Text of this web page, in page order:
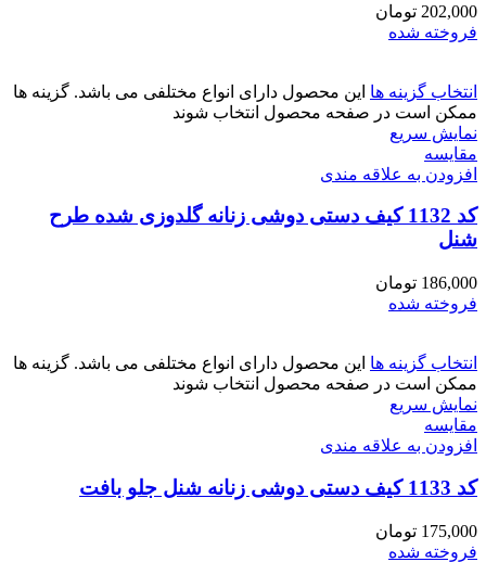
202,000 تومان
فروخته شده
انتخاب گزینه ها این محصول دارای انواع مختلفی می باشد. گزینه ها
ممکن است در صفحه محصول انتخاب شوند
نمایش سریع
مقايسه
افزودن به علاقه مندی
کد 1132 کیف دستی دوشی زنانه گلدوزی شده طرح
شنل
186,000 تومان
فروخته شده
انتخاب گزینه ها این محصول دارای انواع مختلفی می باشد. گزینه ها
ممکن است در صفحه محصول انتخاب شوند
نمایش سریع
مقايسه
افزودن به علاقه مندی
کد 1133 کیف دستی دوشی زنانه شنل جلو بافت
175,000 تومان
فروخته شده